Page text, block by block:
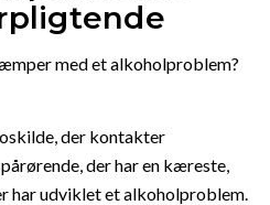
med et alkoholproblem?
der kontakter
der har en kæreste,
udviklet et alkoholproblem.